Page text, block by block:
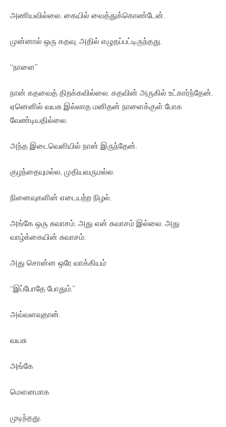
அணியவில்லை. கையில் வைத்துக்கொண்டேன்.
முன்னால் ஒரு கதவு. அதில் எழுதப்பட்டிருந்தது.
“நாளை”
நான் கதவைத் திறக்கவில்லை. கதவின் அருகில் உட்கார்ந்தேன்.
ஏனெனில் வயசு இல்லாத மனிதன் நாளைக்குள் போக
வேண்டியதில்லை.
அந்த இடைவெளியில் நான் இருந்தேன்.
குழந்தையுமல்ல, முதியவருமல்ல.
நினைவுகளின் எடையற்ற நிழல்.
அங்கே ஒரு சுவாசம். அது என் சுவாசம் இல்லை. அது
வாழ்க்கையின் சுவாசம்.
அது சொன்ன ஒரே வாக்கியம்
“இப்போதே போதும்.”
அவ்வளவுதான்.
வயசு
அங்கே
மௌனமாக
முடிந்தது.